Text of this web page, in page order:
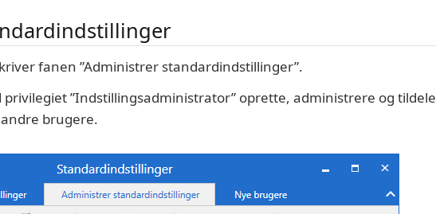
fanen ”Administrer standardindstillinger”.
”Indstillingsadministrator” oprette, administrere og tildele
brugere.